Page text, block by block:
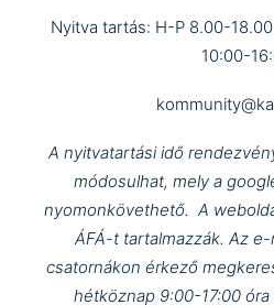
Nyitva tartás: H-P 8.00-
10:00-
A nyitvatartási idő
módosulhat, mely a
nyomonkövethető. A
ÁFÁ-t tartalmazzák. Az e-
csatornákon érkező
hétköznap 9:00-17:00